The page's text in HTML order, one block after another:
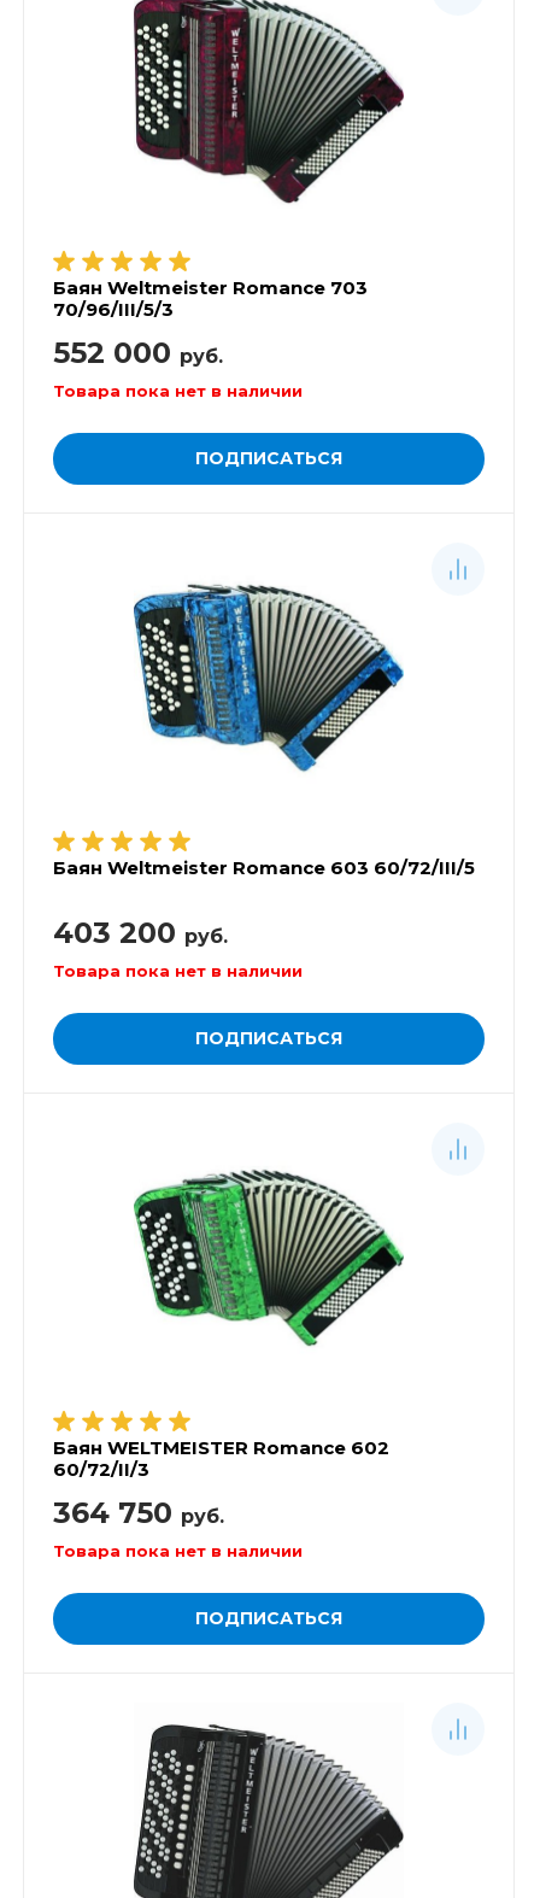
Баян Weltmeister Romance 703
70/96/III/5/3
552 000 руб.
Товара пока нет в наличии
ПОДПИСАТЬСЯ
Баян Weltmeister Romance 603 60/72/III/5
403 200 руб.
Товара пока нет в наличии
ПОДПИСАТЬСЯ
Баян WELTMEISTER Romance 602
60/72/II/3
364 750 руб.
Товара пока нет в наличии
ПОДПИСАТЬСЯ